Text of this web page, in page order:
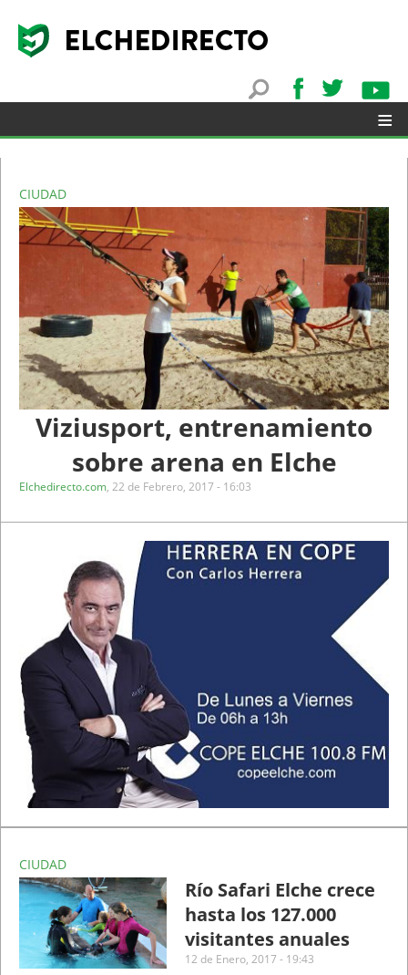
≡
▼
CIUDAD
Viziusport, entrenamiento
sobre arena en Elche
Elchedirecto.com, 22 de Febrero, 2017 - 16:03
CIUDAD
Río Safari Elche crece
hasta los 127.000
visitantes anuales
12 de Enero, 2017 - 19:43